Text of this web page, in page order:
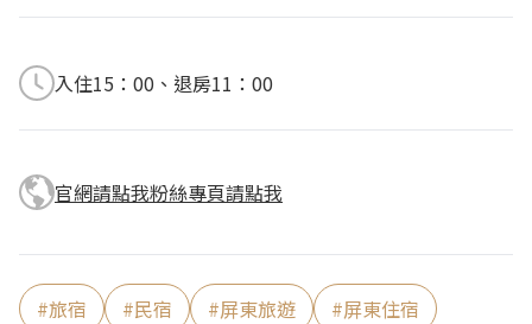
入住15：00、退房11：00
官網請點我粉絲專頁請點我
#旅宿 #民宿 #屏東旅遊 #屏東住宿